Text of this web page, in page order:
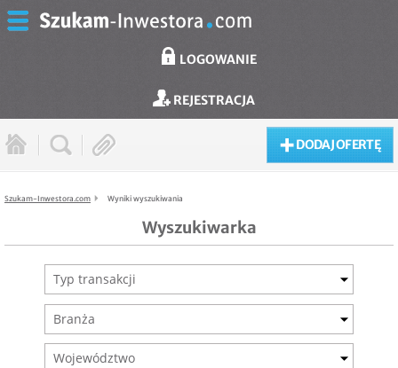
LOGOWANIE
REJESTRACJA
DODAJ OFERTĘ
Szukam-Inwestora.com Wyniki wyszukiwania
Wyszukiwarka
Typ transakcji
Branża
Województwo